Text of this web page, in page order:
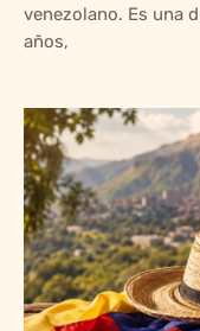
venezolano. Es una
años,